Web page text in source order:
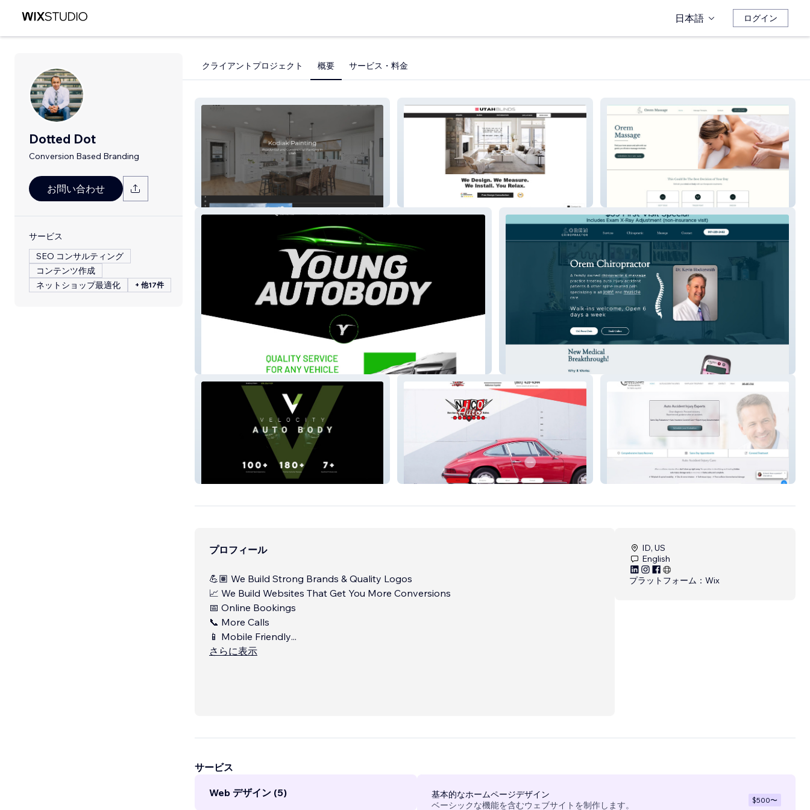
日本語 ログイン
Dotted Dot
Conversion Based Branding
お問い合わせ
サービス
SEO コンサルティング
コンテンツ作成
ネットショップ最適化
+ 他17件
クライアントプロジェクト 概要 サービス・料金
Kodiak Painting Orem Massage
Young Autobody
Nico's Auto Saratoga Chiro
プロフィール
💪🏽 We Build Strong Brands & Quality Logos
📈 We Build Websites That Get You More Conversions
📅 Online Bookings
📞 More Calls
📱 Mobile Friendly...
さらに表示
ID, US
English
プラットフォーム： Wix
サービス
Web デザイン (5)
基本的なホームページデザイン
ベーシックな機能を含むウェブサイトを制作します。
$500〜